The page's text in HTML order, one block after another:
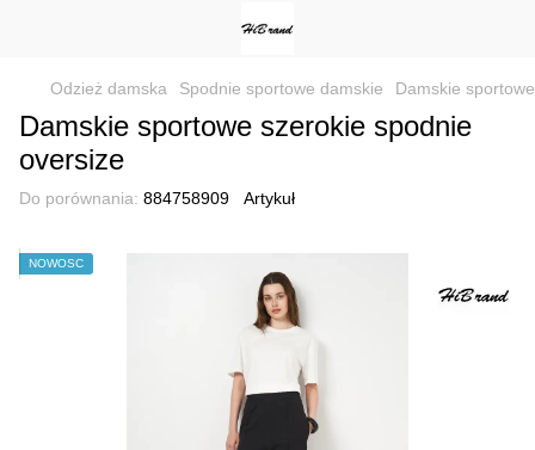
Odzież damska Spodnie sportowe damskie Damskie
Damskie sportowe szerokie spodnie
oversize
Do porównania: 884758909 Artykuł
NOWOŚĆ